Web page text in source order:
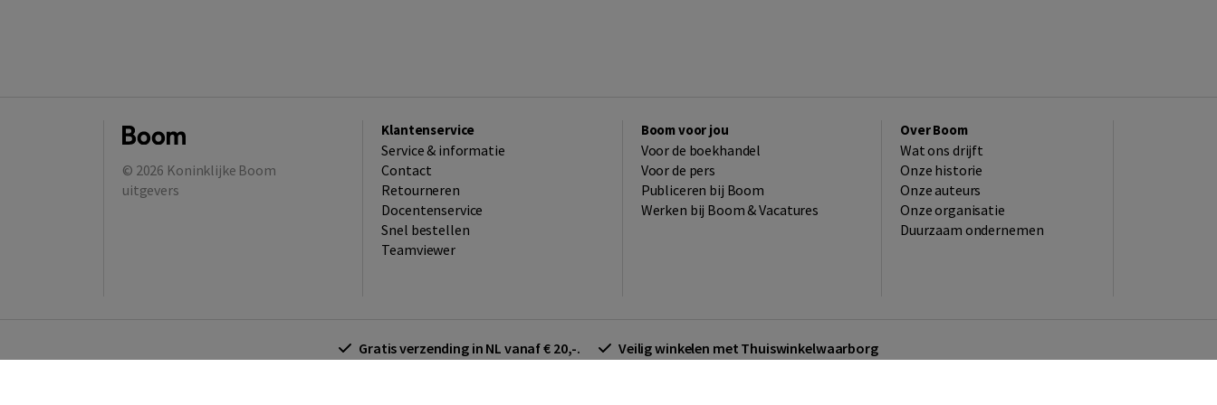
© 2026 Koninklijke Boom
uitgevers
Klantenservice
Service & informatie
Contact
Retourneren
Docentenservice
Snel bestellen
Teamviewer
Boom voor jou
Voor de boekhandel
Voor de pers
Publiceren bij Boom
Werken bij Boom & Vacatures
Over Boom
Wat ons drijft
Onze historie
Onze auteurs
Onze organisatie
Duurzaam ondernemen
Gratis verzending in NL vanaf € 20,-. Veilig winkelen met Thuiswinkelwaarborg